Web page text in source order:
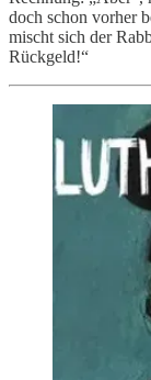
doch schon vorher
mischt sich der
Rückgeld!“